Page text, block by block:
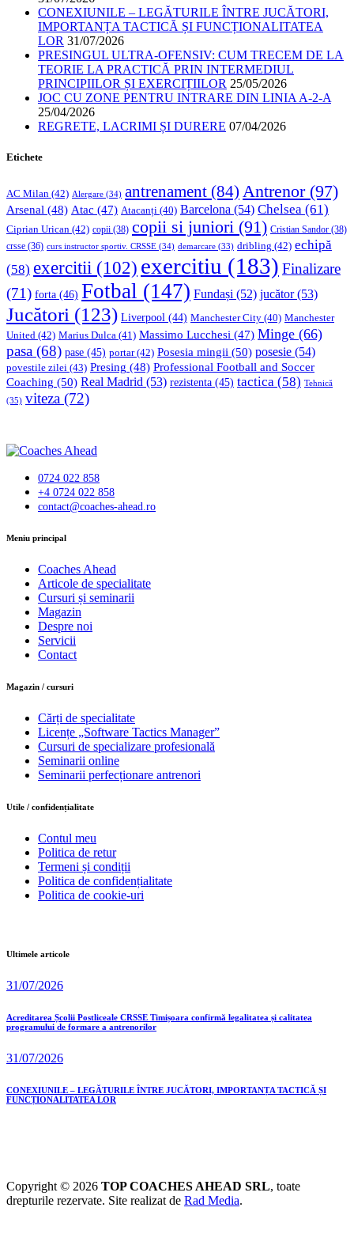
CONEXIUNILE – LEGĂTURILE ÎNTRE JUCĂTORI,
IMPORTANȚA TACTICĂ ȘI FUNCȚIONALITATEA
LOR 31/07/2026
PRESINGUL ULTRA-OFENSIV: CUM TRECEM DE LA
TEORIE LA PRACTICĂ PRIN INTERMEDIUL
PRINCIPIILOR ȘI EXERCIȚIILOR 25/05/2026
JOC CU ZONE PENTRU INTRARE DIN LINIA A-2-A
25/04/2026
REGRETE, LACRIMI ȘI DURERE 07/04/2026
Etichete
AC Milan (42) Alergare (34) antrenament (84) Antrenor(97)
Arsenal (48) Atac (47) Atacanți (40) Barcelona (54) Chelsea (61)
Ciprian Urican (42) copii (38) copii si juniori (91) Cristian Sandor (38)
crsse (36) curs instructor sportiv. CRSSE (34) demarcare (33) dribling (42) echipă
(58) exercitii (102) exercitiu (183) Finalizare
(71) forta (46) Fotbal (147) Fundași (52) jucător(53)
Jucători (123) Liverpool (44) Manchester City (40) Manchester
United (42) Marius Dulca (41) Massimo Lucchesi (47) Minge (66)
pasa (68) pase (45) portar(42) Posesia mingii (50) posesie (54)
povestile zilei (43) Presing (48) Professional Football and Soccer
Coaching (50) Real Madrid (53) rezistenta (45) tactica (58) Tehnică
(35) viteza (72)
0724 022 858
+4 0724 022 858
contact@coaches-ahead.ro
facebook-
Meniu principal
Coaches Ahead
Articole de specialitate
Cursuri și seminarii
Magazin
Despre noi
Servicii
Contact
Magazin / cursuri
Cărți de specialitate
Licențe „Software Tactics Manager”
Cursuri de specializare profesională
Seminarii online
Seminarii perfecționare antrenori
Utile / confidențialitate
Contul meu
Politica de retur
Termeni și condiții
Politica de confidențialitate
Politica de cookie-uri
Ultimele articole
31/07/2026
Acreditarea Școlii Postliceale CRSSE Timișoara confirmă legalitatea și calitatea
programului de formare a antrenorilor
31/07/2026
CONEXIUNILE – LEGĂTURILE ÎNTRE JUCĂTORI, IMPORTANȚA TACTICĂ ȘI
FUNCȚIONALITATEA LOR
Copyright © 2026 TOP COACHES AHEAD SRL, toate
drepturile rezervate. Site realizat de Rad Media.